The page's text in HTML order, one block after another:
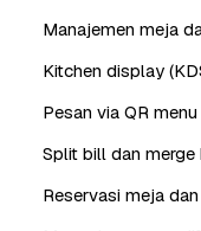
Manajemen meja
Kitchen display
Pesan via QR
Split bill dan
Reservasi meja